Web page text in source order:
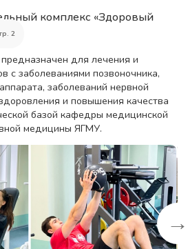
комплекс «Здоровый
2
для лечения и
с заболеваниями позвоночника,
заболеваний нервной
и повышения качества
базой кафедры медицинской
медицины ЯГМУ.
→